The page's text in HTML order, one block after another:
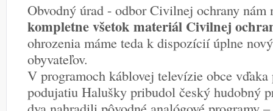
Obvodný úrad - odbor Civilnej ochrany nám
kompletne všetok materiál Civilnej
ohrozenia máme teda k dispozícií úplne
obyvateľov.
V programoch káblovej televízie obce vďaka
podujatiu Halušky pribudol český hudobný